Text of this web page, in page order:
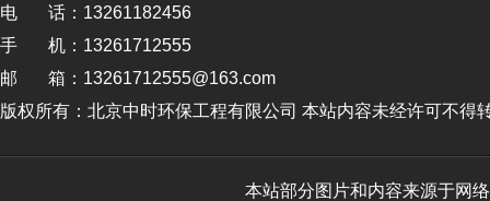
电 话：13261182456
手 机：13261712555
邮 箱：13261712555@163.com
版权所有：北京中时环保工程有限公司 本站内容未经许可不得
本站部分图片和内容来源于网